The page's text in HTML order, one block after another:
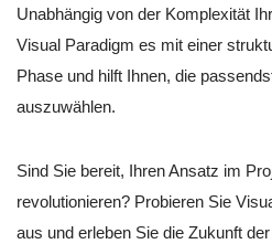
Unabhängig von der Komplexität
Visual Paradigm es mit einer
Phase und hilft Ihnen, die
auszuwählen.
Sind Sie bereit, Ihren Ansatz im
revolutionieren? Probieren Sie
aus und erleben Sie die Zukunft